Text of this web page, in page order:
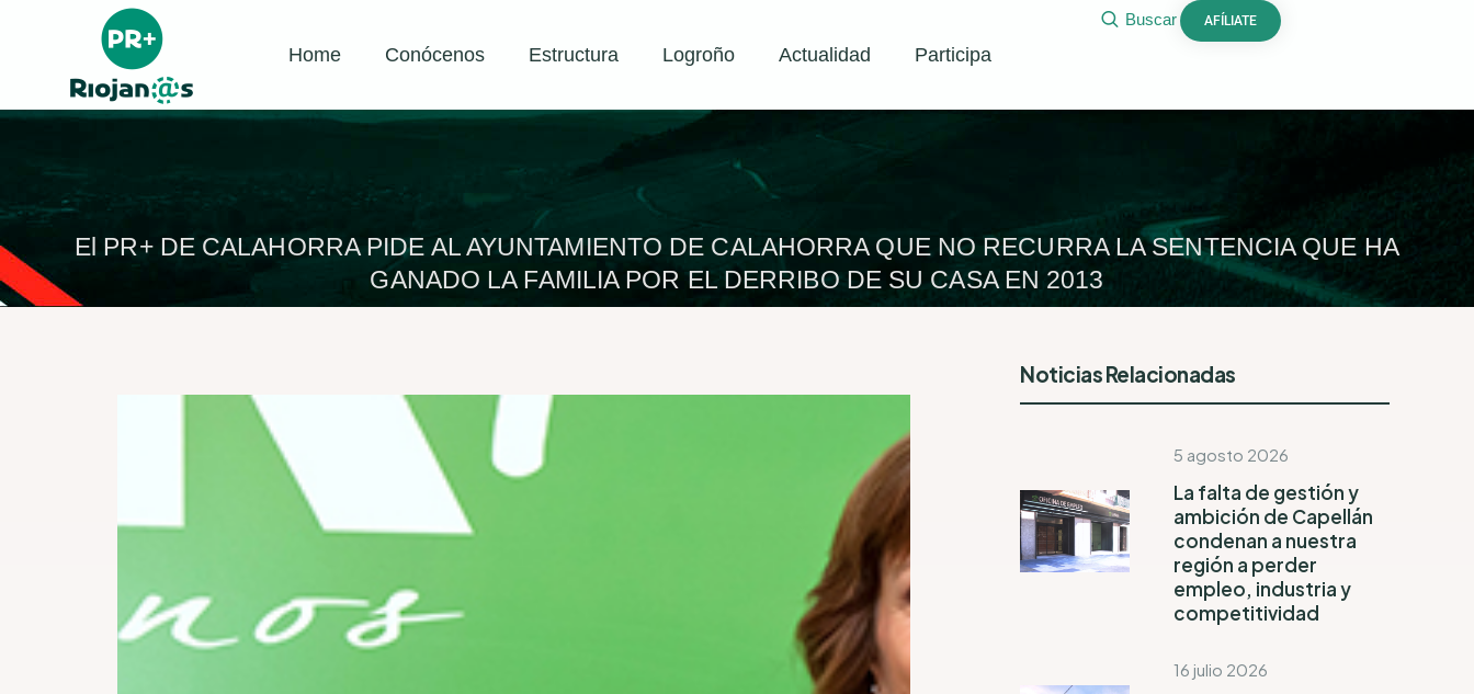
Home Conócenos Estructura Logroño Actualidad Participa
Buscar AFÍLIATE
El PR+ DE CALAHORRA PIDE AL AYUNTAMIENTO DE CALAHORRA QUE NO RECURRA LA SENTENCIA QUE HA
GANADO LA FAMILIA POR EL DERRIBO DE SU CASA EN 2013
Noticias Relacionadas
5 agosto 2026
La falta de gestión y
ambición de Capellán
condenan a nuestra
región a perder
empleo, industria y
competitividad
16 julio 2026